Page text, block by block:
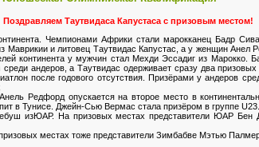
Поздравляем Таутвидаса Капустаса с призовым местом!
Чемпионами Африки стали марокканец Бадр
Маврикии и литовец Таутвидас Капустас, а у женщин Анел
континента у мужчин стал Мехди Эссадиг из Марокко.
андеров, а Таутвидас одерживает сразу два призовых
после годового отсутствия. Призёрами у андеров
Редфорд опускается на второе место в
в Тунисе. Джейн-Сью Вермас стала призёром в группе U23.
изЮАР. На призовых местах представители ЮАР Бен
местах тоже представители Зимбабве Мэтью Палмер